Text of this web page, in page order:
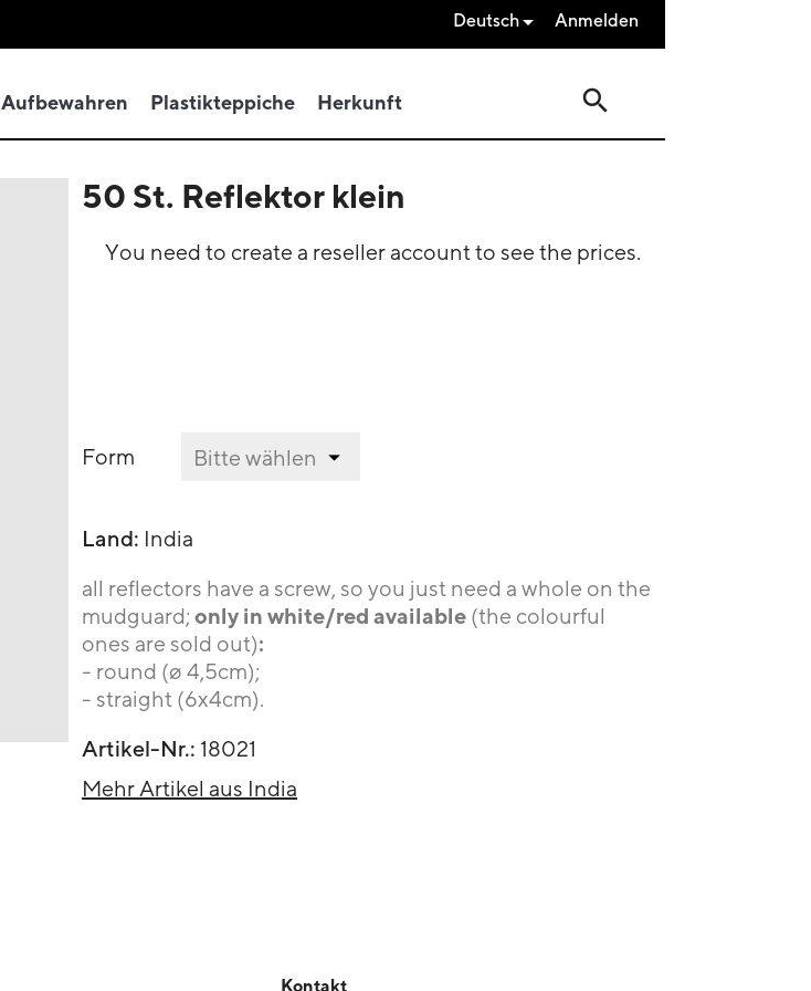
Deutsch Anmelden
Aufbewahren Plastikteppiche Herkunft search
50 St. Reflektor klein
You need to create a reseller account to see the prices.
Form
Land: India
all reflectors have a screw, so you just need a whole on the
mudguard; only in white/red available (the colourful
ones are sold out):
- round (ø 4,5cm);
- straight (6x4cm).
Artikel-Nr.: 18021
Mehr Artikel aus India
Kontakt